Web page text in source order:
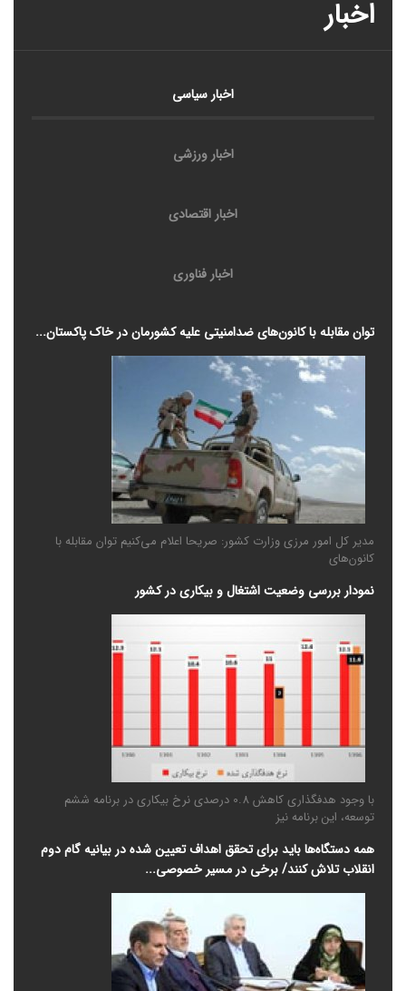
اخبار
اخبار سیاسی
اخبار ورزشی
اخبار اقتصادی
اخبار فناوری
توان مقابله با کانون‌های ضدامنیتی علیه کشورمان در خاک پاکستان...
مدیر کل امور مرزی وزارت کشور: صریحا اعلام می‌کنیم توان مقابله با
کانون‌های
نمودار بررسی وضعیت اشتغال و بیکاری در کشور
با وجود هدفگذاری کاهش 0.8 درصدی نرخ بیکاری در برنامه ششم
توسعه، این برنامه نیز
همه دستگاه‌ها باید برای تحقق اهداف تعیین شده در بیانیه گام دوم
انقلاب تلاش کنند/ برخی در مسیر خصوصی‌...